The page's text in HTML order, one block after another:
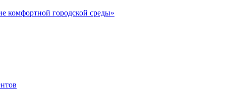
комфортной городской среды»